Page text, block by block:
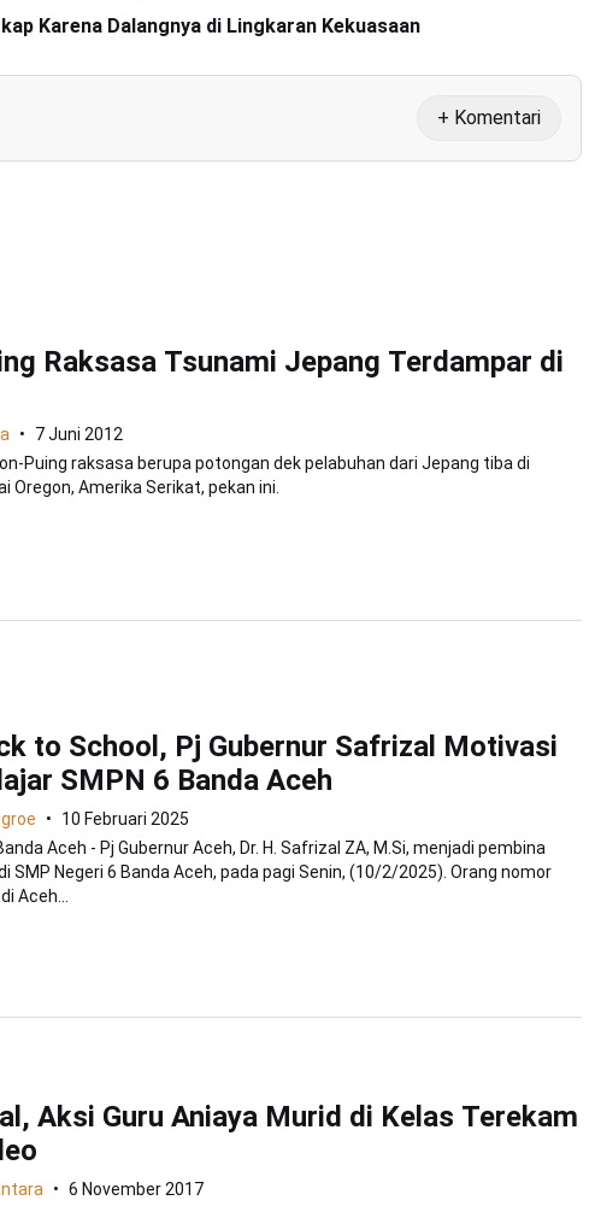
Karena Dalangnya di Lingkaran Kekuasaan
+ Komentari
Raksasa Tsunami Jepang Terdampar di
7 Juni 2012
Puing raksasa berupa potongan dek pelabuhan dari Jepang tiba di
Oregon, Amerika Serikat, pekan ini.
to School, Pj Gubernur Safrizal Motivasi
SMPN 6 Banda Aceh
10 Februari 2025
Aceh - Pj Gubernur Aceh, Dr. H. Safrizal ZA, M.Si, menjadi pembina
SMP Negeri 6 Banda Aceh, pada pagi Senin, (10/2/2025). Orang nomor
Aceh...
Aksi Guru Aniaya Murid di Kelas Terekam
6 November 2017